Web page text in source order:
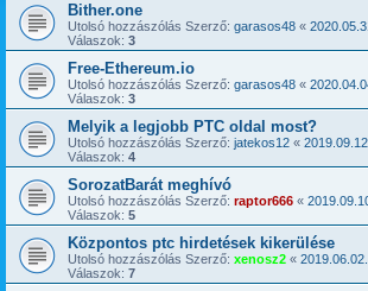
Bither.one
Utolsó hozzászólás Szerző: garasos48 «
Válaszok: 3
Free-Ethereum.io
Utolsó hozzászólás Szerző: garasos48 «
Válaszok: 3
Melyik a legjobb PTC oldal most?
Utolsó hozzászólás Szerző: jatekos12 «
Válaszok: 4
SorozatBarát meghívó
Utolsó hozzászólás Szerző: raptor666 «
Válaszok: 5
Központos ptc hirdetések kikerülése
Utolsó hozzászólás Szerző: xenosz2 «
Válaszok: 7